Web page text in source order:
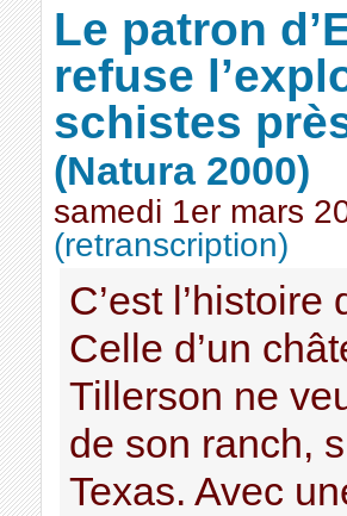
Le patron
refuse
schistes
(Natura 2000)
samedi 1er mars
(retranscription)
C’est l’histoire
Celle d’un
Tillerson ne
de son ranch,
Texas. Avec